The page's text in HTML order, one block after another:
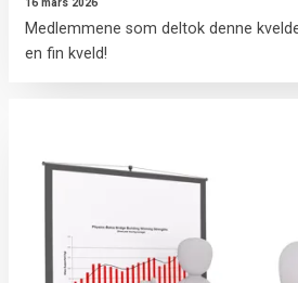
Medlemmene som deltok denne
en fin kveld!